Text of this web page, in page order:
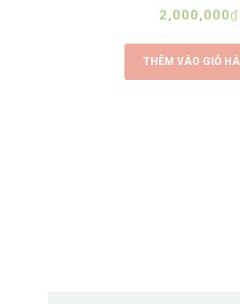
2,000,000₫
THÊM VÀO GIỎ